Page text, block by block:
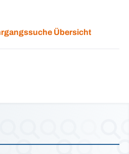
Übersicht